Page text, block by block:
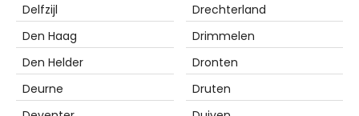
Delfzijl
Den Haag
Den Helder
Deurne
Drechterland
Drimmelen
Dronten
Druten